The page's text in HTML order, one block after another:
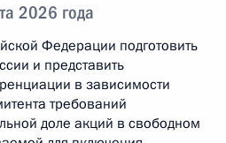
2026 года
Федерации подготовить
и представить
в зависимости
требований
доле акций в свободном